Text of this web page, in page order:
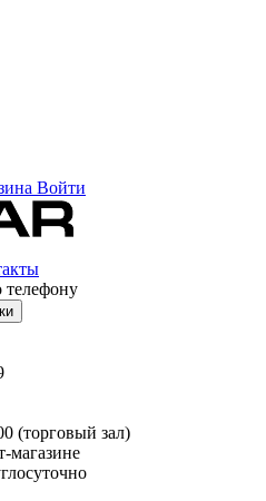
Войти
телефону
(торговый зал)
магазине